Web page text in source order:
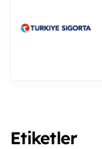
Etiketler